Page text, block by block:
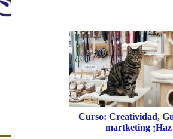
Curso: Creatividad,
martketing